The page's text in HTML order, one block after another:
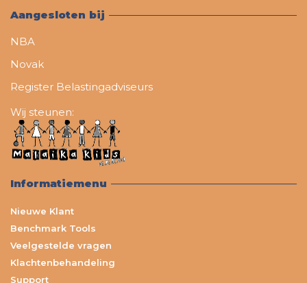
Aangesloten bij
NBA
Novak
Register Belastingadviseurs
Wij steunen:
Informatiemenu
Nieuwe Klant
Benchmark Tools
Veelgestelde vragen
Klachtenbehandeling
Support